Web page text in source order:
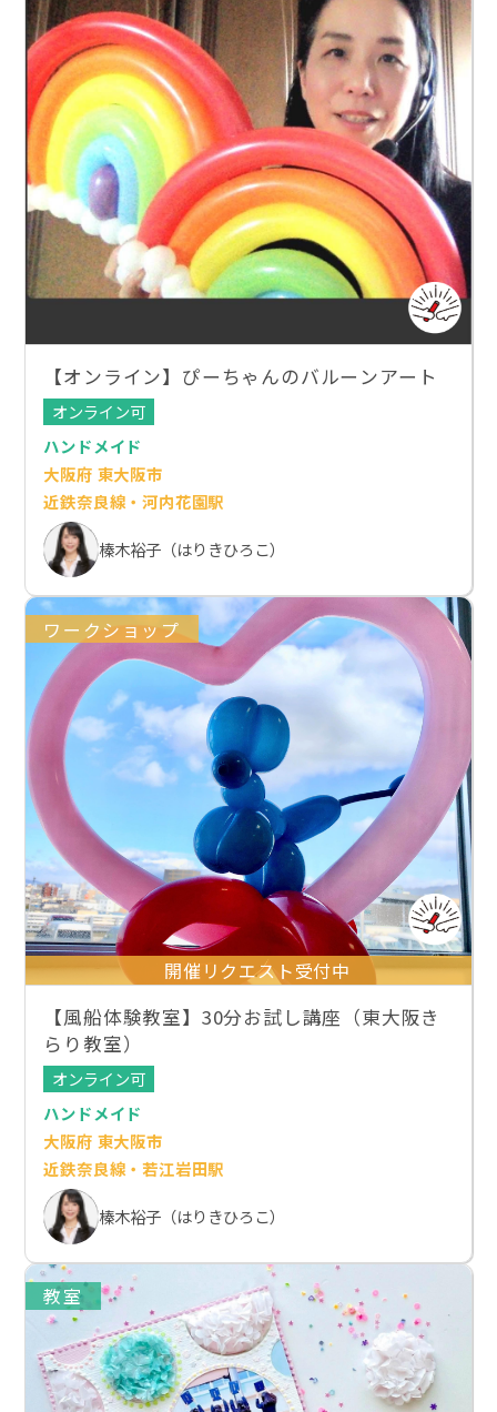
【オンライン】ぴーちゃんのバルーンアート
オンライン可
ハンドメイド
大阪府 東大阪市
近鉄奈良線・河内花園駅
榛木裕子（はりきひろこ）
ワークショップ
開催リクエスト受付中
【風船体験教室】30分お試し講座（東大阪き
らり教室）
オンライン可
ハンドメイド
大阪府 東大阪市
近鉄奈良線・若江岩田駅
榛木裕子（はりきひろこ）
教室